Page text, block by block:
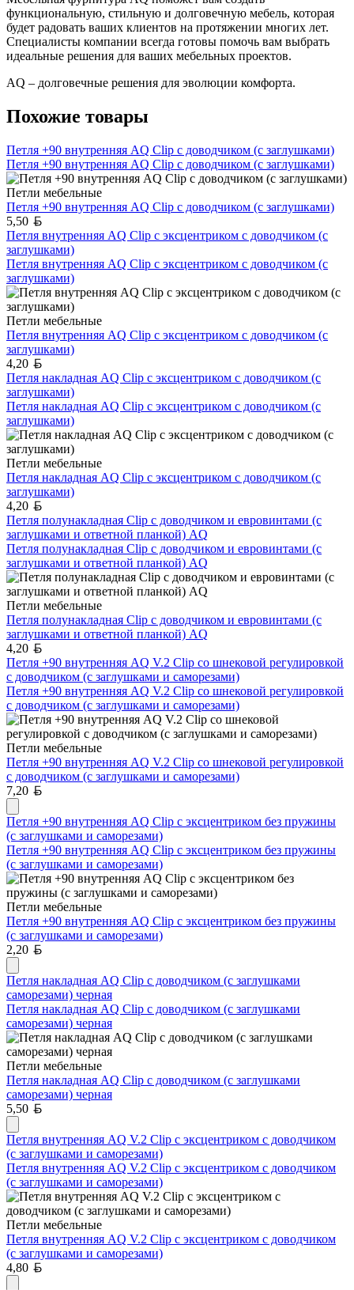
функциональную, стильную и долговечную мебель, которая
будет радовать ваших клиентов на протяжении многих лет.
Специалисты компании всегда готовы помочь вам выбрать
идеальные решения для ваших мебельных проектов.
AQ – долговечные решения для эволюции комфорта.
Похожие товары
Петля +90 внутренняя AQ Clip с доводчиком (с заглушками)
Петля +90 внутренняя AQ Clip с доводчиком (с заглушками)
Петли мебельные
Петля +90 внутренняя AQ Clip с доводчиком (с заглушками)
5,50
Петля внутренняя AQ Clip с эксцентриком с доводчиком (с
заглушками)
Петля внутренняя AQ Clip с эксцентриком с доводчиком (с
заглушками)
Петли мебельные
Петля внутренняя AQ Clip с эксцентриком с доводчиком (с
заглушками)
4,20
Петля накладная AQ Clip с эксцентриком с доводчиком (с
заглушками)
Петля накладная AQ Clip с эксцентриком с доводчиком (с
заглушками)
Петли мебельные
Петля накладная AQ Clip с эксцентриком с доводчиком (с
заглушками)
4,20
Петля полунакладная Clip с доводчиком и евровинтами (с
заглушками и ответной планкой) AQ
Петля полунакладная Clip с доводчиком и евровинтами (с
заглушками и ответной планкой) AQ
Петли мебельные
Петля полунакладная Clip с доводчиком и евровинтами (с
заглушками и ответной планкой) AQ
4,20
Петля +90 внутренняя AQ V.2 Clip со шнековой регулировкой
с доводчиком (с заглушками и саморезами)
Петля +90 внутренняя AQ V.2 Clip со шнековой регулировкой
с доводчиком (с заглушками и саморезами)
Петли мебельные
Петля +90 внутренняя AQ V.2 Clip со шнековой регулировкой
с доводчиком (с заглушками и саморезами)
7,20
Петля +90 внутренняя AQ Clip с эксцентриком без пружины
(с заглушками и саморезами)
Петля +90 внутренняя AQ Clip с эксцентриком без пружины
(с заглушками и саморезами)
Петли мебельные
Петля +90 внутренняя AQ Clip с эксцентриком без пружины
(с заглушками и саморезами)
2,20
Петля накладная AQ Clip с доводчиком (с заглушками
саморезами) черная
Петля накладная AQ Clip с доводчиком (с заглушками
саморезами) черная
Петли мебельные
Петля накладная AQ Clip с доводчиком (с заглушками
саморезами) черная
5,50
Петля внутренняя AQ V.2 Clip с эксцентриком с доводчиком
(с заглушками и саморезами)
Петля внутренняя AQ V.2 Clip с эксцентриком с доводчиком
(с заглушками и саморезами)
Петли мебельные
Петля внутренняя AQ V.2 Clip с эксцентриком с доводчиком
(с заглушками и саморезами)
4,80